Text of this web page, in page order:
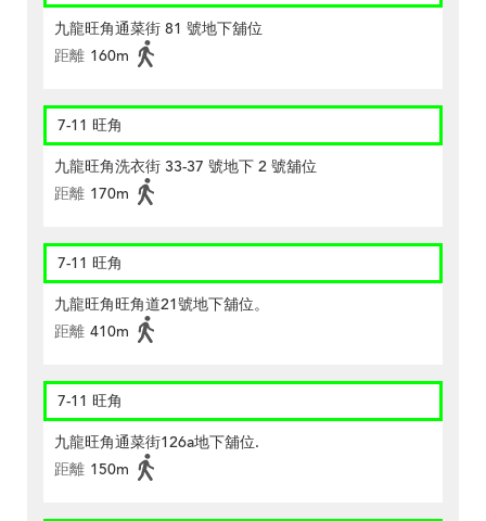
九龍旺角通菜街 81 號地下舖位
距離 160m
7-11 旺角
九龍旺角洗衣街 33-37 號地下 2 號舖位
距離 170m
7-11 旺角
九龍旺角旺角道21號地下舖位。
距離 410m
7-11 旺角
九龍旺角通菜街126a地下舖位.
距離 150m